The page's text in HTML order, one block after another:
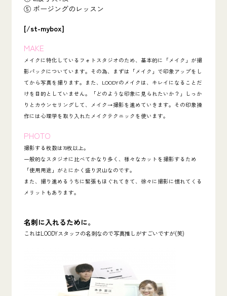
⑤ ポージングのレッスン
[/st-mybox]
MAKE
メイクに特化しているフォトスタジオのため、基本的に「メイク」が撮
影パックについています。その為、まずは「メイク」で印象アップをし
てから写真を撮ります。また、LOODYのメイクは、キレイになることだ
けを目的としていません。「どのような印象に見られたいか？」しっか
りとカウンセリングして、メイク→撮影を進めていきます。その印象操
作には心理学を取り入れたメイクテクニックを使います。
PHOTO
撮影する枚数は70枚以上。
一般的なスタジオに比べてかなり多く、様々なカットを撮影するため
「使用用途」がとにかく盛り沢山なのです。
また、撮り進めるうちに緊張もほぐれてきて、徐々に撮影に慣れてくる
メリットもあります。
名刺に入れるために。
これはLOODYスタッフの名刺なので写真推しがすごいですが(笑)